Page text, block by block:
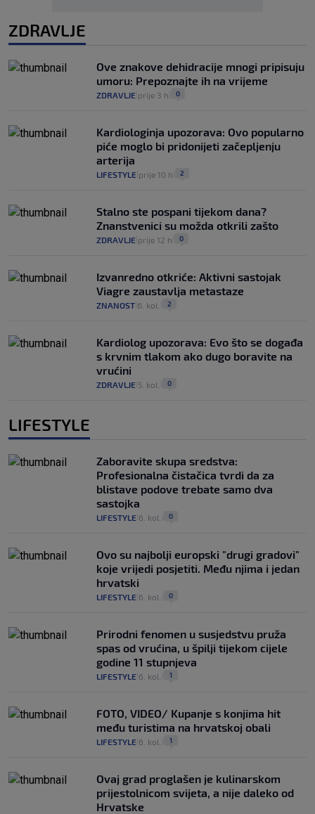
ZDRAVLJE
Ove znakove dehidracije mnogi pripisuju
umoru: Prepoznajte ih na vrijeme
ZDRAVLJE prije 3 h 0
Kardiologinja upozorava: Ovo popularno
piće moglo bi pridonijeti začepljenju
arterija
LIFESTYLE prije 10 h 2
Stalno ste pospani tijekom dana?
Znanstvenici su možda otkrili zašto
ZDRAVLJE prije 12 h 0
Izvanredno otkriće: Aktivni sastojak
Viagre zaustavlja metastaze
ZNANOST 6. kol. 2
Kardiolog upozorava: Evo što se događa
s krvnim tlakom ako dugo boravite na
vrućini
ZDRAVLJE 5. kol. 0
LIFESTYLE
Zaboravite skupa sredstva:
Profesionalna čistačica tvrdi da za
blistave podove trebate samo dva
sastojka
LIFESTYLE 6. kol. 0
Ovo su najbolji europski "drugi gradovi"
koje vrijedi posjetiti. Među njima i jedan
hrvatski
LIFESTYLE 6. kol. 0
Prirodni fenomen u susjedstvu pruža
spas od vrućina, u špilji tijekom cijele
godine 11 stupnjeva
LIFESTYLE 6. kol. 1
FOTO, VIDEO/ Kupanje s konjima hit
među turistima na hrvatskoj obali
LIFESTYLE 6. kol. 1
Ovaj grad proglašen je kulinarskom
prijestolnicom svijeta, a nije daleko od
Hrvatske